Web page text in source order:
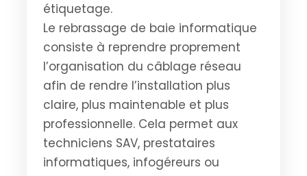
étiquetage.
Le rebrassage de baie informatique
consiste à reprendre proprement
l’organisation du câblage réseau
afin de rendre l’installation plus
claire, plus maintenable et plus
professionnelle. Cela permet aux
techniciens SAV, prestataires
informatiques, infogéreurs ou